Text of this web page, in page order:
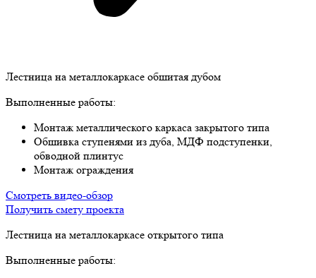
Лестница на металлокаркасе обшитая дубом
Выполненные работы:
Монтаж металлического каркаса закрытого типа
Обшивка ступенями из дуба, МДФ подступенки,
обводной плинтус
Монтаж ограждения
Смотреть видео-обзор
Получить смету проекта
Лестница на металлокаркасе открытого типа​
Выполненные работы: